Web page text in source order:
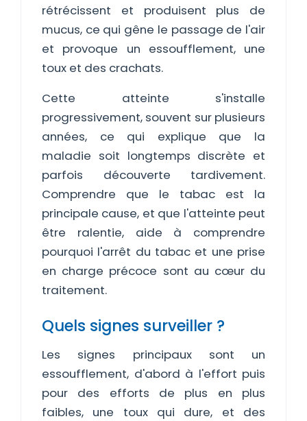
rétrécissent et produisent plus de
mucus, ce qui gêne le passage de l'air
et provoque un essoufflement, une
toux et des crachats.
Cette atteinte s'installe
progressivement, souvent sur plusieurs
années, ce qui explique que la
maladie soit longtemps discrète et
parfois découverte tardivement.
Comprendre que le tabac est la
principale cause, et que l'atteinte peut
être ralentie, aide à comprendre
pourquoi l'arrêt du tabac et une prise
en charge précoce sont au cœur du
traitement.
Quels signes surveiller ?
Les signes principaux sont un
essoufflement, d'abord à l'effort puis
pour des efforts de plus en plus
faibles, une toux qui dure, et des